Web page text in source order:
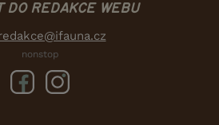
DO REDAKCE WEBU
nonstop